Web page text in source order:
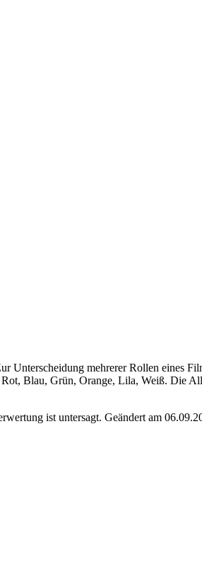
Unterscheidung mehrerer Rollen eines
Blau, Grün, Orange, Lila, Weiß. Die
ist untersagt. Geändert am